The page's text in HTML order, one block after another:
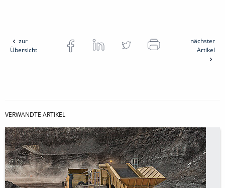
zur
Übersicht
nächster
Artikel
VERWANDTE ARTIKEL